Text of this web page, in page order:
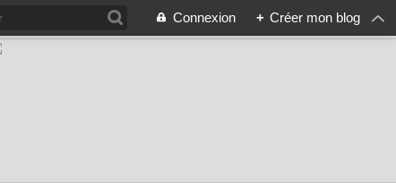
Connexion + Créer mon blog